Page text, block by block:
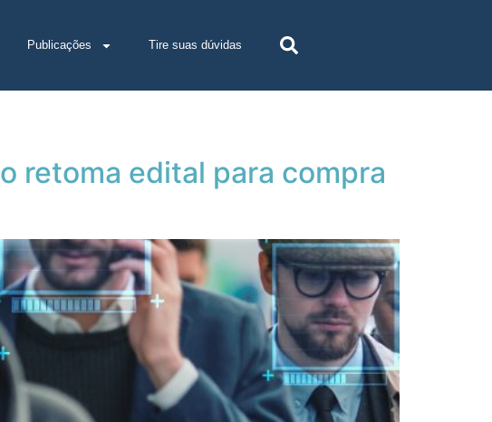
Publicações Tire suas dúvidas
retoma edital para compra